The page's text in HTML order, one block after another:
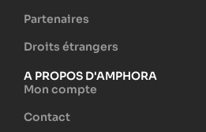
Partenaires
Droits étrangers
A PROPOS D'AMPHORA
Mon compte
Contact